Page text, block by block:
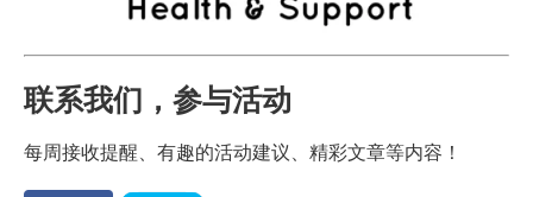
联系我们，参与活动
每周接收提醒、有趣的活动建议、精彩文章等内容！